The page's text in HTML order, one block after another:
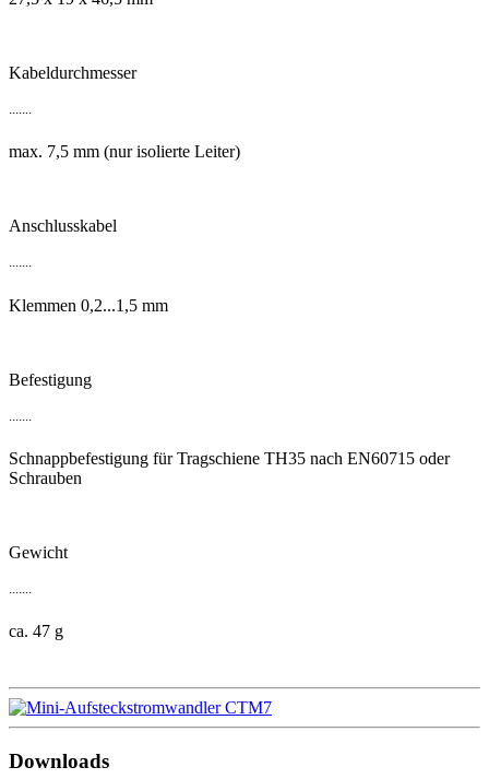
Kabeldurchmesser
.......
max. 7,5 mm (nur isolierte Leiter)
Anschlusskabel
.......
Klemmen 0,2...1,5 mm
Befestigung
Schnappbefestigung für Tragschiene TH35 nach EN60715 oder
Schrauben
Gewicht
.......
ca. 47 g
Downloads